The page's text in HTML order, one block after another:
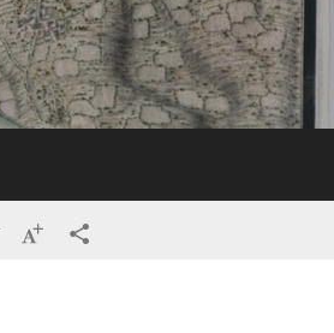
RéduireAugmenterterms_trans.social.share